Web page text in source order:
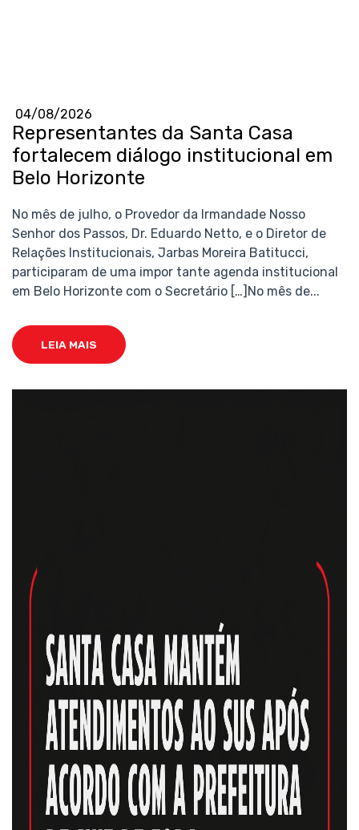
04/08/2026
Representantes da Santa Casa
fortalecem diálogo institucional em
Belo Horizonte
No mês de julho, o Provedor da Irmandade Nosso
Senhor dos Passos, Dr. Eduardo Netto, e o Diretor de
Relações Institucionais, Jarbas Moreira Batitucci,
participaram de uma impor tante agenda institucional
em Belo Horizonte com o Secretário […]No mês de...
LEIA MAIS